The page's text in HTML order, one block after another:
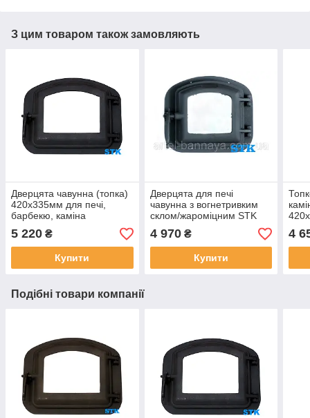
З цим товаром також замовляють
Дверцята чавунна (топка)
420х335мм для печі,
барбекю, каміна
5 220 ₴
Купити
Дверцята для печі
чавунна з вогнетривким
склом/жароміцним STK
340х300мм для печі,
барбекю, каміна
4 970₴
Купити
4
Подібні товари компанії